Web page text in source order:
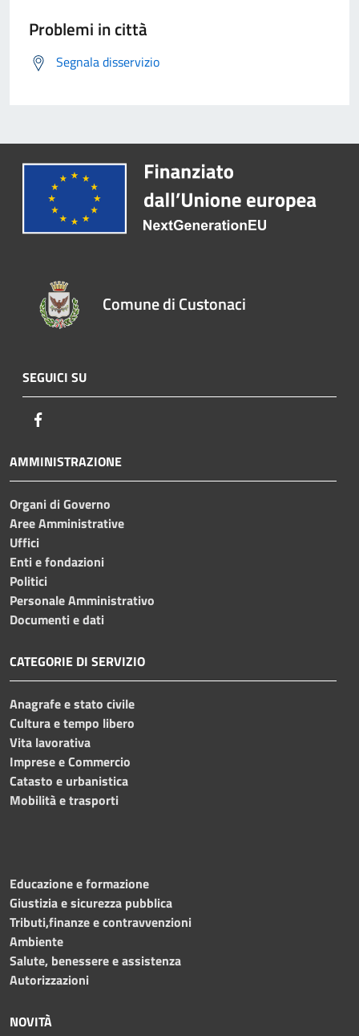
Problemi in città
Segnala disservizio
Comune di Custonaci
SEGUICI SU
AMMINISTRAZIONE
Organi di Governo
Aree Amministrative
Uffici
Enti e fondazioni
Politici
Personale Amministrativo
Documenti e dati
CATEGORIE DI SERVIZIO
Anagrafe e stato civile
Cultura e tempo libero
Vita lavorativa
Imprese e Commercio
Catasto e urbanistica
Mobilità e trasporti
Educazione e formazione
Giustizia e sicurezza pubblica
Tributi,finanze e contravvenzioni
Ambiente
Salute, benessere e assistenza
Autorizzazioni
NOVITÀ